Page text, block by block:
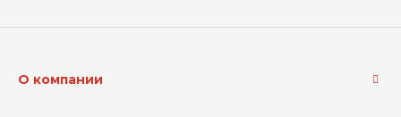
О компании